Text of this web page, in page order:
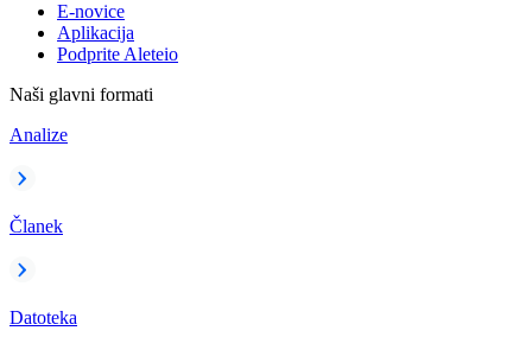
E-novice
Aplikacija
Podprite Aleteio
Naši glavni formati
Analize
Članek
Datoteka